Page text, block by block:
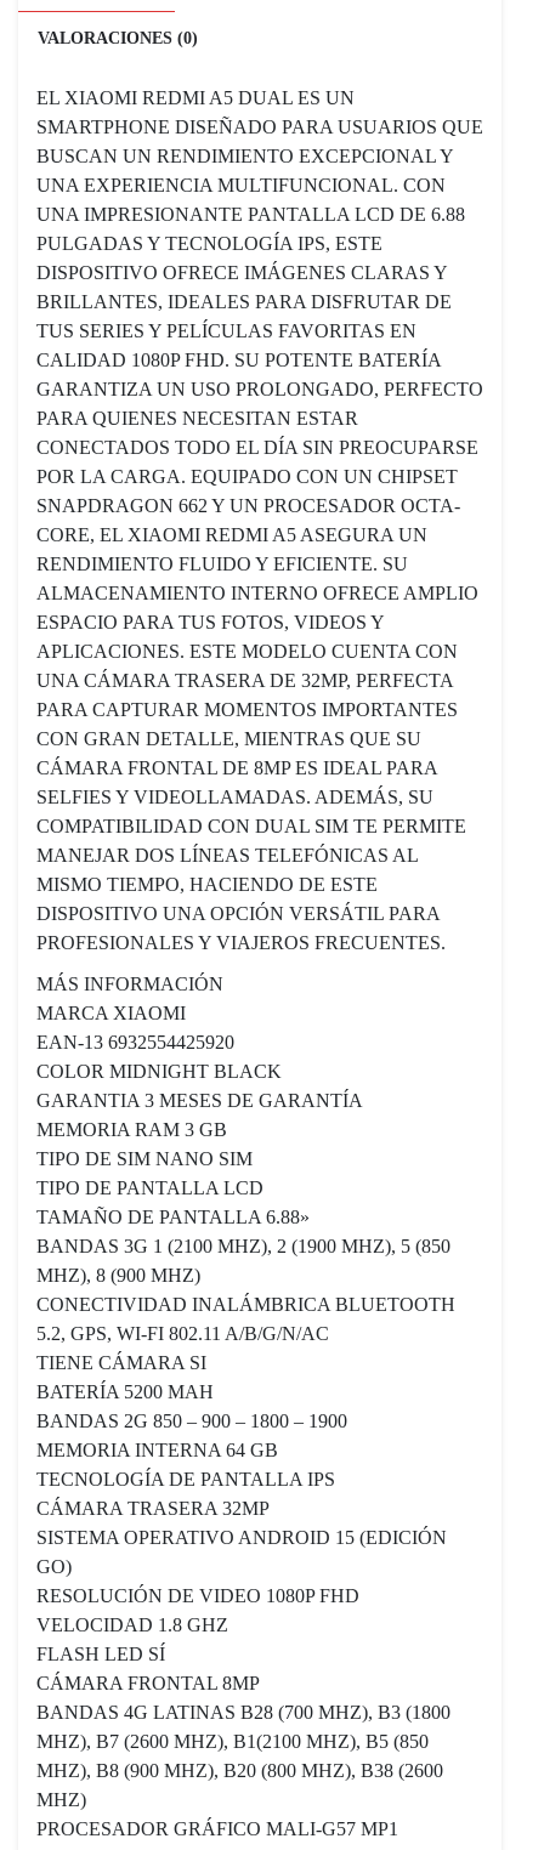
VALORACIONES (0)
EL XIAOMI REDMI A5 DUAL ES UN
SMARTPHONE DISEÑADO PARA USUARIOS QUE
BUSCAN UN RENDIMIENTO EXCEPCIONAL Y
UNA EXPERIENCIA MULTIFUNCIONAL. CON
UNA IMPRESIONANTE PANTALLA LCD DE 6.88
PULGADAS Y TECNOLOGÍA IPS, ESTE
DISPOSITIVO OFRECE IMÁGENES CLARAS Y
BRILLANTES, IDEALES PARA DISFRUTAR DE
TUS SERIES Y PELÍCULAS FAVORITAS EN
CALIDAD 1080P FHD. SU POTENTE BATERÍA
GARANTIZA UN USO PROLONGADO, PERFECTO
PARA QUIENES NECESITAN ESTAR
CONECTADOS TODO EL DÍA SIN PREOCUPARSE
POR LA CARGA. EQUIPADO CON UN CHIPSET
SNAPDRAGON 662 Y UN PROCESADOR OCTA-
CORE, EL XIAOMI REDMI A5 ASEGURA UN
RENDIMIENTO FLUIDO Y EFICIENTE. SU
ALMACENAMIENTO INTERNO OFRECE AMPLIO
ESPACIO PARA TUS FOTOS, VIDEOS Y
APLICACIONES. ESTE MODELO CUENTA CON
UNA CÁMARA TRASERA DE 32MP, PERFECTA
PARA CAPTURAR MOMENTOS IMPORTANTES
CON GRAN DETALLE, MIENTRAS QUE SU
CÁMARA FRONTAL DE 8MP ES IDEAL PARA
SELFIES Y VIDEOLLAMADAS. ADEMÁS, SU
COMPATIBILIDAD CON DUAL SIM TE PERMITE
MANEJAR DOS LÍNEAS TELEFÓNICAS AL
MISMO TIEMPO, HACIENDO DE ESTE
DISPOSITIVO UNA OPCIÓN VERSÁTIL PARA
PROFESIONALES Y VIAJEROS FRECUENTES.
MÁS INFORMACIÓN
MARCA XIAOMI
EAN-13 6932554425920
COLOR MIDNIGHT BLACK
GARANTIA 3 MESES DE GARANTÍA
MEMORIA RAM 3 GB
TIPO DE SIM NANO SIM
TIPO DE PANTALLA LCD
TAMAÑO DE PANTALLA 6.88»
BANDAS 3G 1 (2100 MHZ), 2 (1900 MHZ), 5 (850
MHZ), 8 (900 MHZ)
CONECTIVIDAD INALÁMBRICA BLUETOOTH
5.2, GPS, WI-FI 802.11 A/B/G/N/AC
TIENE CÁMARA SI
BATERÍA 5200 MAH
BANDAS 2G 850 – 900 – 1800 – 1900
MEMORIA INTERNA 64 GB
TECNOLOGÍA DE PANTALLA IPS
CÁMARA TRASERA 32MP
SISTEMA OPERATIVO ANDROID 15 (EDICIÓN
GO)
RESOLUCIÓN DE VIDEO 1080P FHD
VELOCIDAD 1.8 GHZ
FLASH LED SÍ
CÁMARA FRONTAL 8MP
BANDAS 4G LATINAS B28 (700 MHZ), B3 (1800
MHZ), B7 (2600 MHZ), B1(2100 MHZ), B5 (850
MHZ), B8 (900 MHZ), B20 (800 MHZ), B38 (2600
MHZ)
PROCESADOR GRÁFICO MALI-G57 MP1